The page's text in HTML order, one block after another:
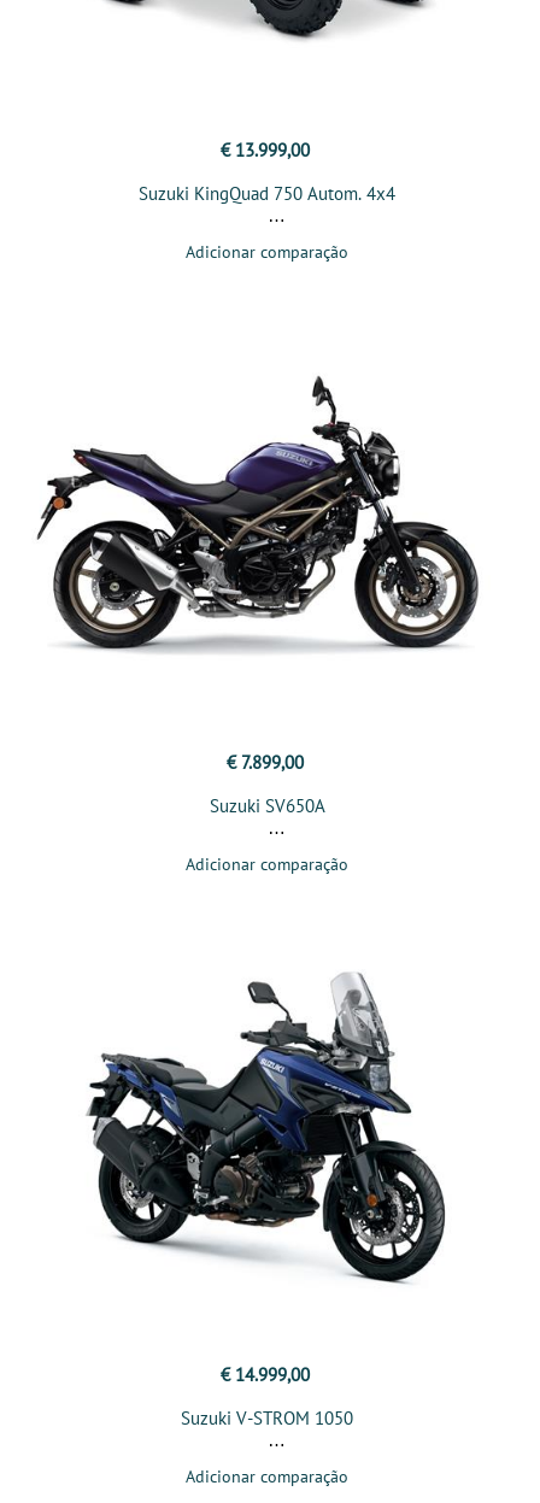
€ 13.999,00
Suzuki KingQuad 750 Autom. 4x4
Adicionar comparação
€ 7.899,00
Suzuki SV650A
Adicionar comparação
€ 14.999,00
Suzuki V-STROM 1050
Adicionar comparação